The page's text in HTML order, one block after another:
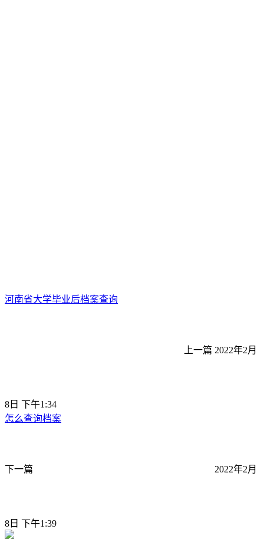
河南省大学毕业后档案查询
上一篇 2022年2月
8日 下午1:34
怎么查询档案
下一篇 2022年2月
8日 下午1:39